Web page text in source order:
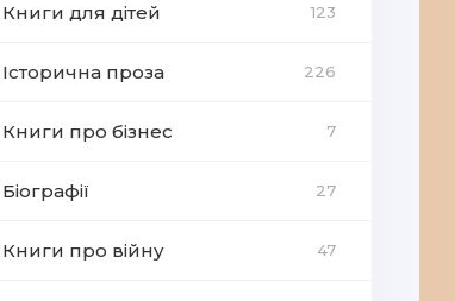
Книги для дітей 123
Історична проза 226
Книги про бізнес 7
Біографії 27
Книги про війну 47